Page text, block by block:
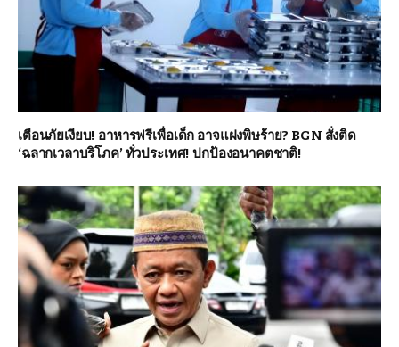
เตือนภัยเงียบ! อาหารฟรีเพื่อเด็ก อาจแฝงพิษร้าย? BGN สั่งติด
‘ฉลากเวลาบริโภค’ ทั่วประเทศ! ปกป้องอนาคตชาติ!